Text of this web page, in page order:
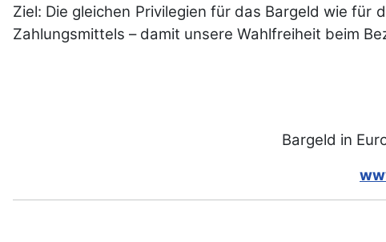
Ziel: Die gleichen Privilegien für das Bargeld wie für
Zahlungsmittels – damit unsere Wahlfreiheit beim
Bargeld in